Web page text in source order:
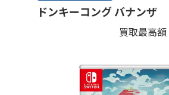
ドンキーコング バナンザ
買取最高額